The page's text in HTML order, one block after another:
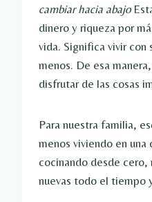
cambiar hacia abajo
dinero y riqueza por
vida. Significa vivir
menos. De esa
disfrutar de las cosas
Para nuestra familia,
menos viviendo en una
cocinando desde cero,
nuevas todo el tiempo